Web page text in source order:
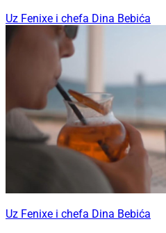
Uz Fenixe i chefa Dina Bebića
Uz Fenixe i chefa Dina Bebića